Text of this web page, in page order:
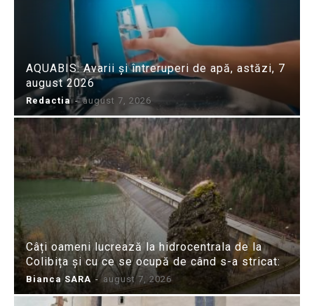
AQUABIS: Avarii și întreruperi de apă, astăzi, 7
august 2026
Redactia - august 7, 2026
Câți oameni lucrează la hidrocentrala de la
Colibița și cu ce se ocupă de când s-a stricat:
Bianca SARA - august 7, 2026